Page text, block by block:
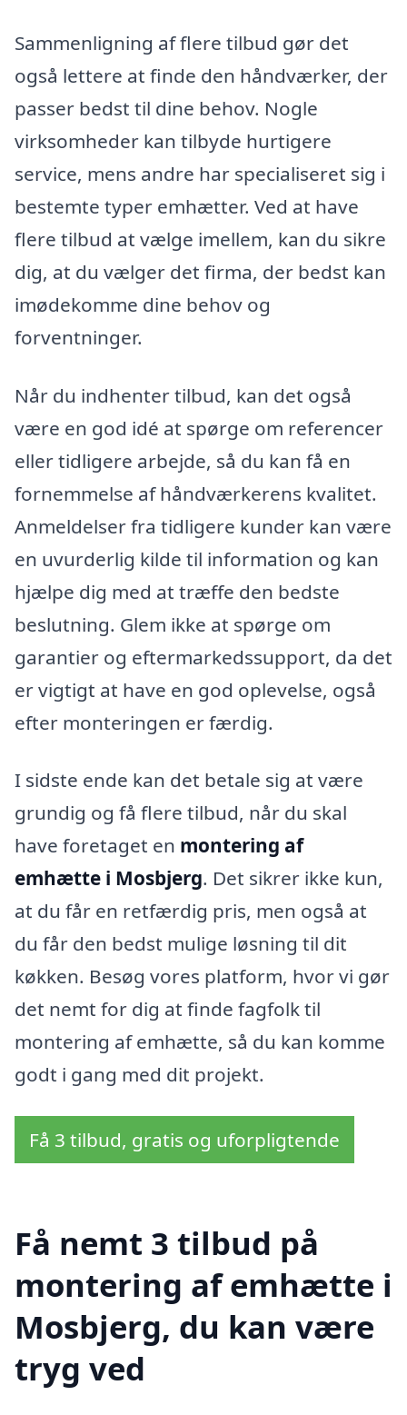
Sammenligning af flere tilbud gør det
også lettere at finde den håndværker, der
passer bedst til dine behov. Nogle
virksomheder kan tilbyde hurtigere
service, mens andre har specialiseret sig i
bestemte typer emhætter. Ved at have
flere tilbud at vælge imellem, kan du sikre
dig, at du vælger det firma, der bedst kan
imødekomme dine behov og
forventninger.
Når du indhenter tilbud, kan det også
være en god idé at spørge om referencer
eller tidligere arbejde, så du kan få en
fornemmelse af håndværkerens kvalitet.
Anmeldelser fra tidligere kunder kan være
en uvurderlig kilde til information og kan
hjælpe dig med at træffe den bedste
beslutning. Glem ikke at spørge om
garantier og eftermarkedssupport, da det
er vigtigt at have en god oplevelse, også
efter monteringen er færdig.
I sidste ende kan det betale sig at være
grundig og få flere tilbud, når du skal
have foretaget en montering af
emhætte i Mosbjerg. Det sikrer ikke kun,
at du får en retfærdig pris, men også at
du får den bedst mulige løsning til dit
køkken. Besøg vores platform, hvor vi gør
det nemt for dig at finde fagfolk til
montering af emhætte, så du kan komme
godt i gang med dit projekt.
Få 3 tilbud, gratis og uforpligtende
Få nemt 3 tilbud på
montering af emhætte i
Mosbjerg, du kan være
tryg ved